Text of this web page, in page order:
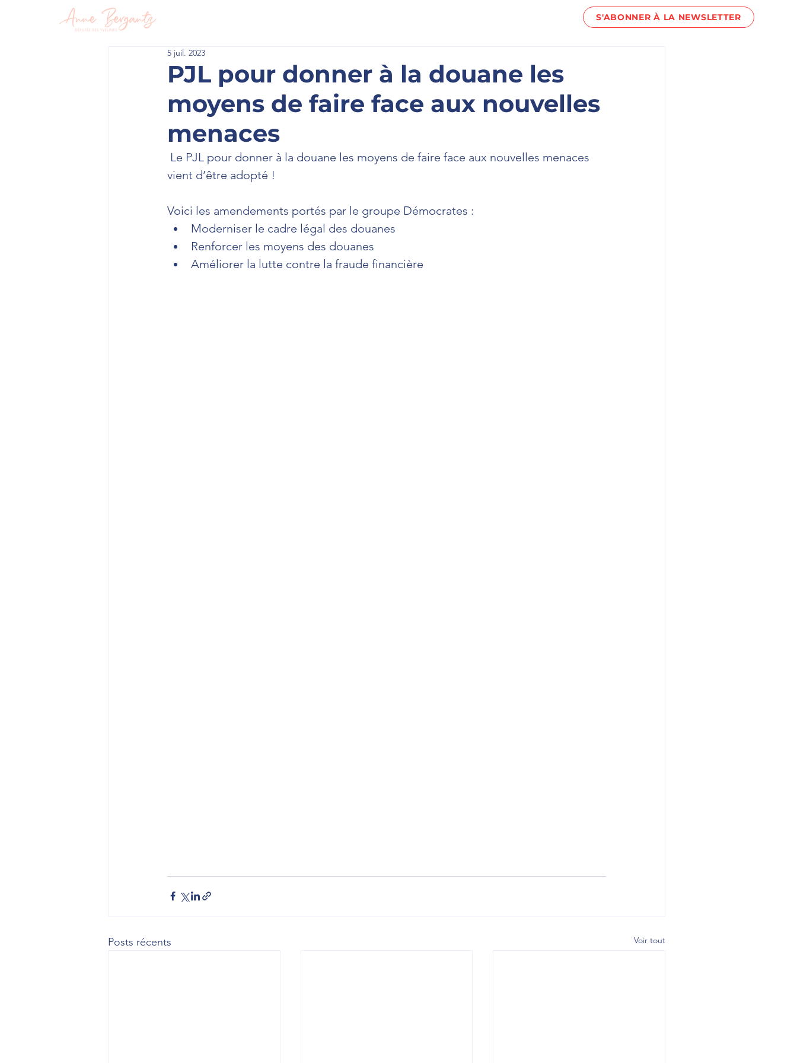
S'ABONNER À LA NEWSLETTER
PJL pour donner à la douane les
moyens de faire face aux nouvelles
menaces
5 juil. 2023
vient d’être adopté !
Voici les amendements portés par le groupe Démocrates :
Moderniser le cadre légal des douanes
Renforcer les moyens des douanes
Améliorer la lutte contre la fraude financière
Posts récents Voir tout